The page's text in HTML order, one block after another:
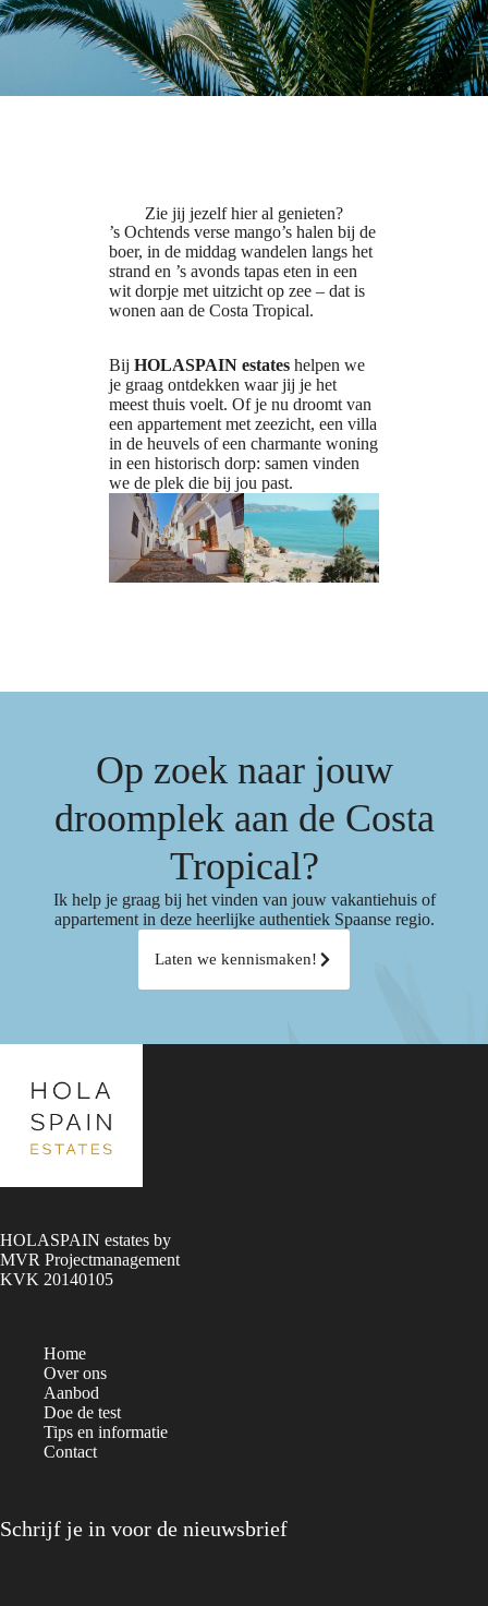
Zie jij jezelf hier al genieten?
’s Ochtends verse mango’s halen bij de
boer, in de middag wandelen langs het
strand en ’s avonds tapas eten in een
wit dorpje met uitzicht op zee – dat is
wonen aan de Costa Tropical.
Bij HOLASPAIN estates helpen we
je graag ontdekken waar jij je het
meest thuis voelt. Of je nu droomt van
een appartement met zeezicht, een villa
in de heuvels of een charmante woning
in een historisch dorp: samen vinden
we de plek die bij jou past.
Op zoek naar jouw
droomplek aan de Costa
Tropical?
Ik help je graag bij het vinden van jouw vakantiehuis of
appartement in deze heerlijke authentiek Spaanse regio.
Laten we kennismaken!
HOLASPAIN estates by
MVR Projectmanagement
KVK 20140105
Home
Over ons
Aanbod
Doe de test
Tips en informatie
Contact
Schrijf je in voor de nieuwsbrief